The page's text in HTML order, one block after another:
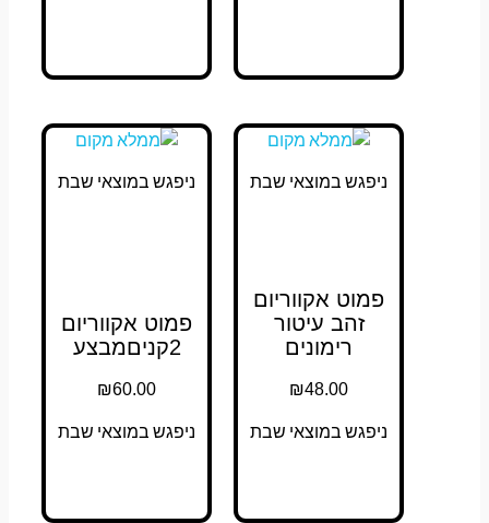
ניפגש במוצאי שבת
פמוט אקווריום
זהב עיטור
רימונים
₪48.00
ניפגש במוצאי שבת
ניפגש במוצאי שבת
פמוט אקווריום
₪60.00
ניפגש במוצאי שבת